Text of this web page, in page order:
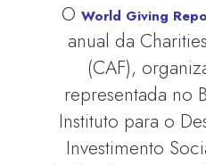
O World Giving
anual da
(CAF),
representada no
Instituto para o
Investimento